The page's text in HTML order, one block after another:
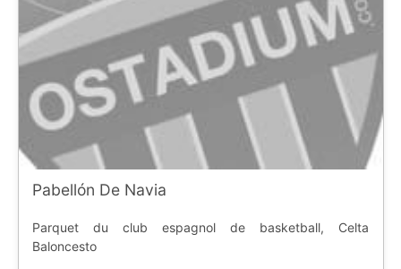
Pabellón De Navia
Parquet du club espagnol de basketball, Celta
Baloncesto